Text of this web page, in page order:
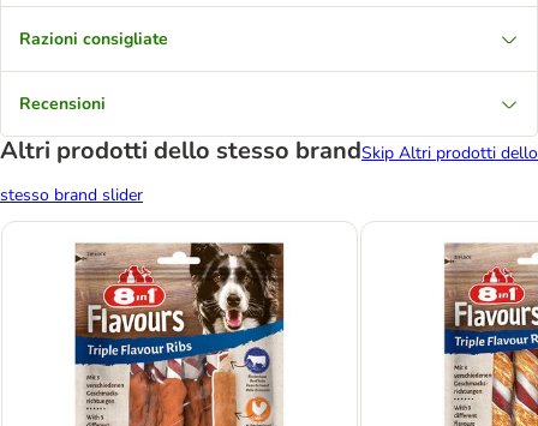
Razioni consigliate
Recensioni
Altri prodotti dello stesso brandSkip Altri prodotti dello
stesso brand slider